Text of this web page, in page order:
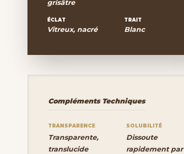
grisâtre
ÉCLAT
Vitreux, nacré
TRAIT
Blanc
Compléments Techniques
TRANSPARENCE
Transparente,
translucide
SOLUBILITÉ
Dissoute
rapidement par